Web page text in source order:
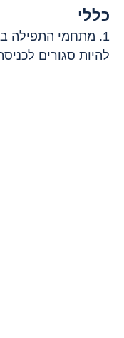
כללי
1. מתחמי התפילה ב
להיות סגורים